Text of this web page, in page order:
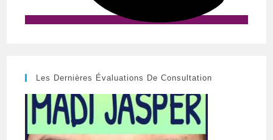
Les Dernières Évaluations De Consultation